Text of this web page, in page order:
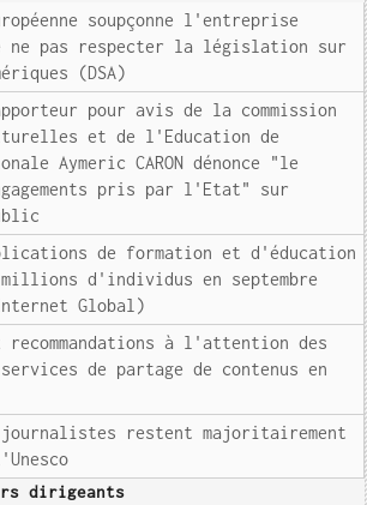
soupçonne l'entreprise
ne pas respecter la législation sur
(DSA)
pour avis de la commission
et de l'Education de
Aymeric CARON dénonce "le
pris par l'Etat" sur
de formation et d'éducation
d'individus en septembre
Global)
recommandations à l'attention des
de partage de contenus en
journalistes restent majoritairement
dirigeants